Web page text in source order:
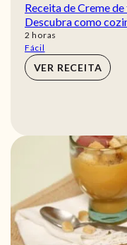
Receita de Creme
Descubra como
2 horas
horas
Fácil
VER RECEITA